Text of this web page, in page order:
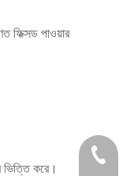
ফিক্সড পাওয়ার
ভিত্তি করে।
+86